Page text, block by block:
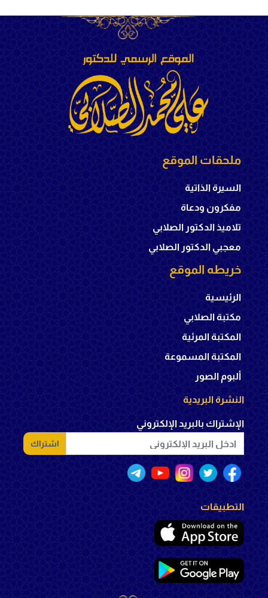
ملحقات الموقع
السيرة الذاتية
مفكرون ودعاة
تلاميذ الدكتور الصلابي
معجبي الدكتور الصلابي
خريطه الموقع
الرئيسية
مكتبة الصلابي
المكتبة المرئية
المكتبة المسموعة
ألبوم الصور
النشرة البريدية
الإشتراك بالبريد الإلكتروني
اشتراك
التطبيقات